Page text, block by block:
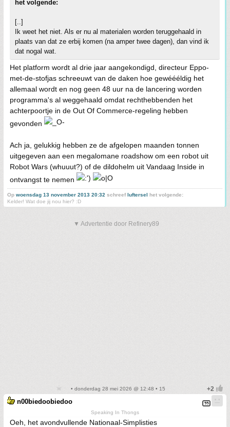
het volgende:
[..]
Ik weet het niet. Als er nu al materialen worden teruggehaald in
plaats van dat ze erbij komen (na amper twee dagen), dan vind ik
dat nogal wat.
Het platform wordt al drie jaar aangekondigd, directeur Eppo-
met-de-stofjas schreeuwt van de daken hoe gewéééldig het
allemaal wordt en nog geen 48 uur na de lancering worden
programma's al weggehaald omdat rechthebbenden het
achterpoortje in de Out Of Commerce-regeling hebben
gevonden
Ach ja, gelukkig hebben ze de afgelopen maanden tonnen
uitgegeven aan een megalomane roadshow om een robot uit
Robot Wars (whuuut?) of de dildohelm uit Vandaag Inside in
ontvangst te nemen
Op woensdag 13 november 2013 20:32 schreefluftersel het volgende:
Kelder! Wat doe jij nou hier? :D
▼ Advertentie door Refinery89
• donderdag 28 mei 2026 @ 12:48 • 15
n00biedoobiedoo
Speaking In Thongs
Oeh, het avondvullende Nationaal-Simplisties